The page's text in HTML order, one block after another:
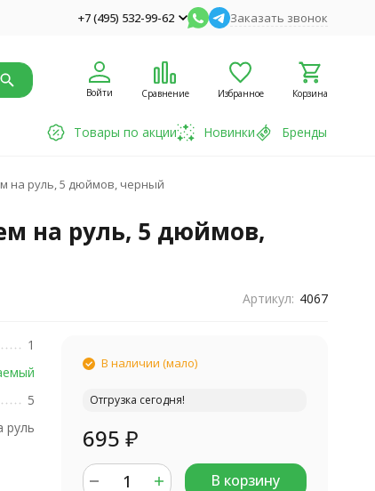
+7 (495) 532-99-62 Заказать звонок
Войти Сравнение Избранное Корзина
Товары по акции Новинки Бренды
на руль, 5 дюймов, черный
на руль, 5 дюймов,
Артикул: 4067
1
5
руль
В наличии (мало)
Отгрузка сегодня!
695 ₽
В корзину